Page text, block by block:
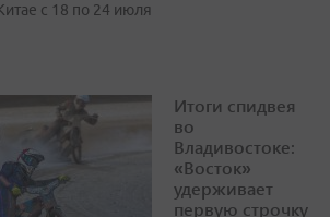
с 18 по 24 июля
Итоги спидвея
во
Владивостоке:
«Восток»
удерживает
первую строчку